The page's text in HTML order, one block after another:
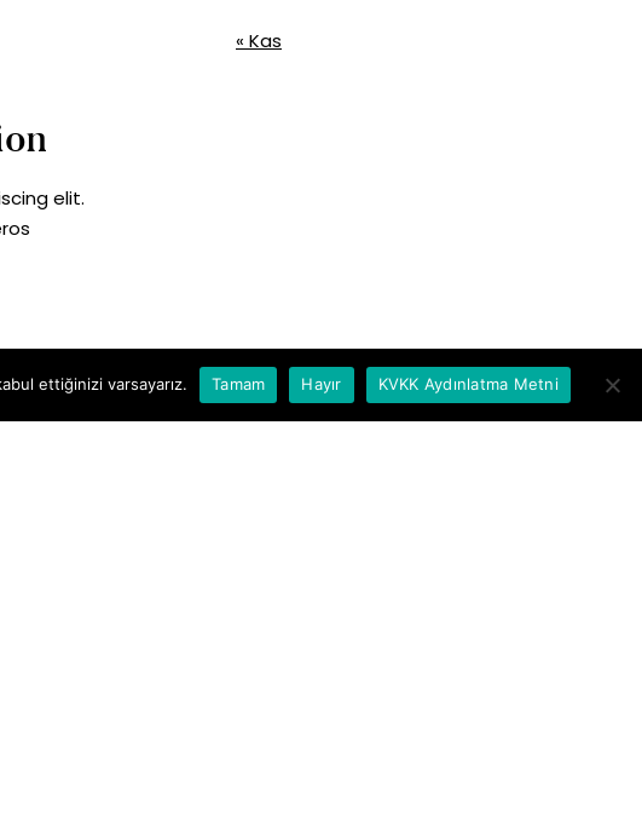
elit.
« Kas
ettiğinizi varsayarız. Tamam Hayır KVKK Aydınlatma Metni